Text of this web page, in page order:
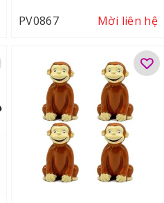
Mời liên hệ
PV0867